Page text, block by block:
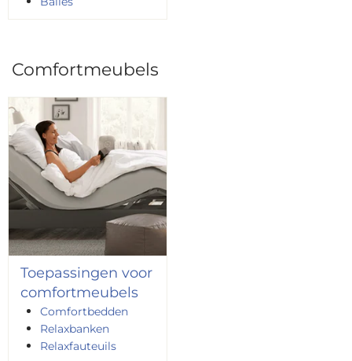
Comfortmeubels
Toepassingen voor
comfortmeubels
Comfortbedden
Relaxbanken
Relaxfauteuils